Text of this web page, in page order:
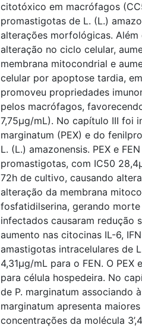
citotóxico em macrófagos
promastigotas de L. (L.)
alterações morfológicas. Além
alteração no ciclo celular,
membrana mitocondrial e
celular por apoptose tardia,
promoveu propriedades
pelos macrófagos,
7,75μg/mL). No capítulo III foi
marginatum (PEX) e do
L. (L.) amazonensis. PEX e
promastigotas, com IC50
72h de cultivo, causando
alteração da membrana
fosfatidilserina, gerando
infectados causaram redução
aumento nas citocinas IL-6,
amastigotas intracelulares de
4,31μg/mL para o FEN. O
para célula hospedeira. No
de P. marginatum associando
marginatum apresenta
concentrações da molécula